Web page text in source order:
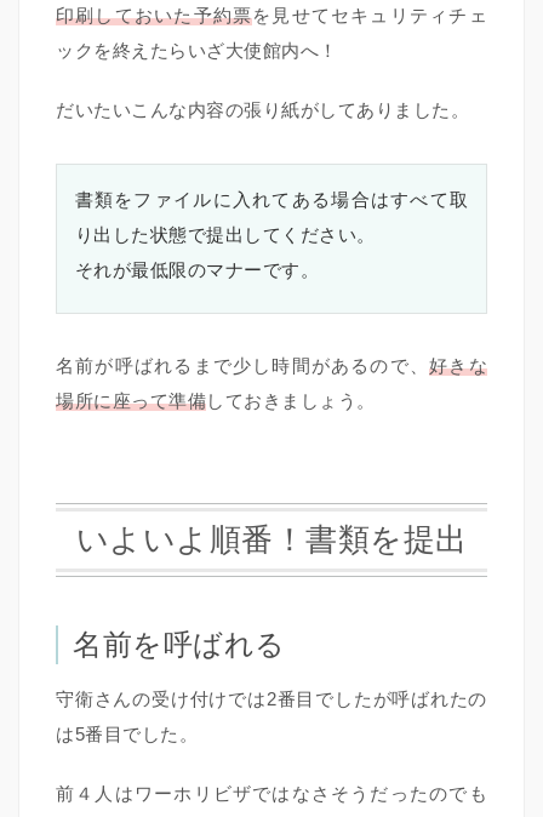
印刷しておいた予約票を見せてセキュリティチェ
ックを終えたらいざ大使館内へ！
だいたいこんな内容の張り紙がしてありました。
書類をファイルに入れてある場合はすべて取
り出した状態で提出してください。
それが最低限のマナーです。
名前が呼ばれるまで少し時間があるので、好きな
場所に座って準備しておきましょう。
いよいよ順番！書類を提出
名前を呼ばれる
守衛さんの受け付けでは2番目でしたが呼ばれたの
は5番目でした。
前４人はワーホリビザではなさそうだったのでも